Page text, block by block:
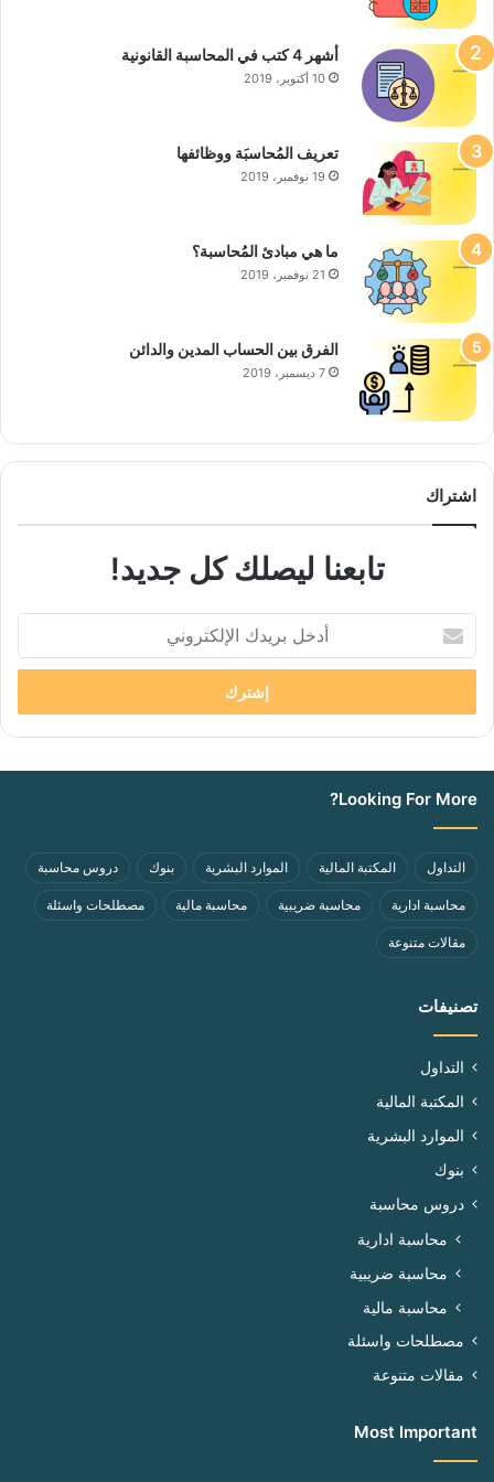
أشهر 4 كتب في المحاسبة القانونية
10 أكتوبر، 2019
تعريف المُحاسبَة ووظائفها
19 نوفمبر، 2019
ما هي مبادئ المُحاسبة؟
21 نوفمبر، 2019
الفرق بين الحساب المدين والدائن
7 ديسمبر، 2019
اشتراك
تابعنا ليصلك كل جديد!
بريدك
الإلكتروني
Looking For More?
التداول المكتبة المالية الموارد البشرية بنوك دروس محاسبة
محاسبة ادارية محاسبة ضريبية محاسبة مالية مصطلحات واسئلة
مقالات متنوعة
تصنيفات
التداول
المكتبة المالية
الموارد البشرية
بنوك
دروس محاسبة
محاسبة ادارية
محاسبة ضريبية
محاسبة مالية
مصطلحات واسئلة
مقالات متنوعة
Most Important